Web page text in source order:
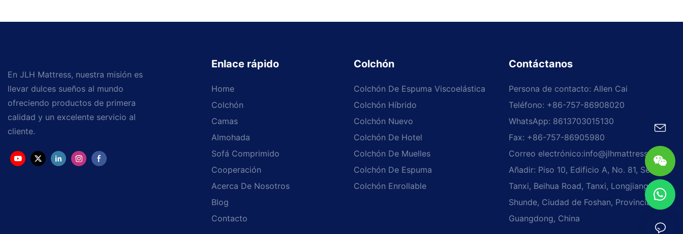
En JLH Mattress, nuestra misión es
llevar dulces sueños al mundo
ofreciendo productos de primera
calidad y un excelente servicio al
cliente.
Enlace rápido
Home
Colchón
Camas
Almohada
Sofá Comprimido
Cooperación
Acerca De Nosotros
Blog
Contacto
Colchón
Colchón De Espuma Viscoelástica
Colchón Híbrido
Colchón Nuevo
Colchón De Hotel
Colchón De Muelles
Colchón De Espuma
Colchón Enrollable
Contáctanos
Persona de contacto: Allen Cai
Teléfono: +86-757-86908020
WhatsApp: 8613703015130
Fax: +86-757-86905980
Correo electrónico:info@jlhmattress.cn
Añadir: Piso 10, Edificio A, No. 81, Sección
Tanxi, Beihua Road, Tanxi, Longjiang,
Shunde, Ciudad de Foshan, Provincia de
Guangdong, China